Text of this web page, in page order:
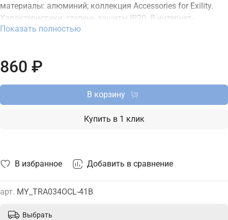
В избранное Добавить в сравнение
арт. MY_TRA034OCL-41B
материалы: алюминий; коллекция Accessories for Exility.
Характеристики: степень защиты IP20. В интернет-
магазине ТД "Меркурий" можно купить бра Maytoni с
Показать полностью
860 ₽
В корзину
Купить в 1 клик
Выбрать